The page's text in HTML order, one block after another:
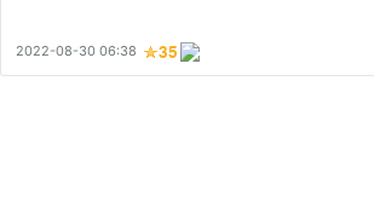
2022-08-30 06:38